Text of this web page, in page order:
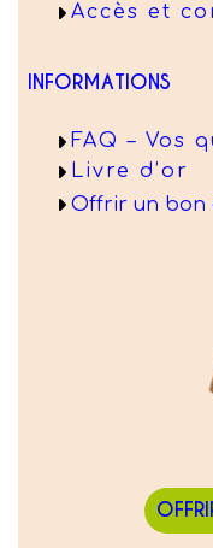
Accès et
INFORMATIONS
FAQ – Vos
Livre d’or
Offrir un bon